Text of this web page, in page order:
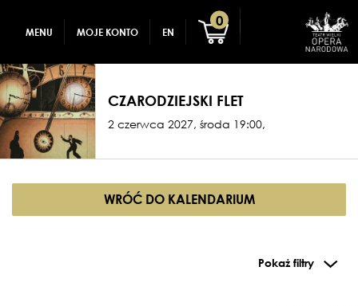
MENU MOJE KONTO EN
0
DLA DZIECI
ZALOGUJ
CZARODZIEJSKI FLET
2 czerwca 2027, środa 19:00,
WRÓĆ DO KALENDARIUM
Pokaż filtry